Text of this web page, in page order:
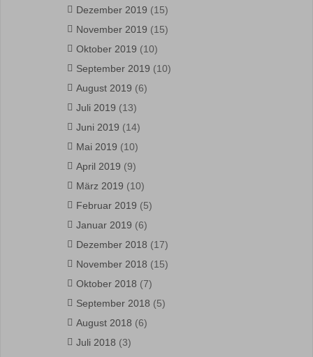
Dezember 2019 (15)
November 2019 (15)
Oktober 2019 (10)
September 2019 (10)
August 2019 (6)
Juli 2019 (13)
Juni 2019 (14)
Mai 2019 (10)
April 2019 (9)
März 2019 (10)
Februar 2019 (5)
Januar 2019 (6)
Dezember 2018 (17)
November 2018 (15)
Oktober 2018 (7)
September 2018 (5)
August 2018 (6)
Juli 2018 (3)